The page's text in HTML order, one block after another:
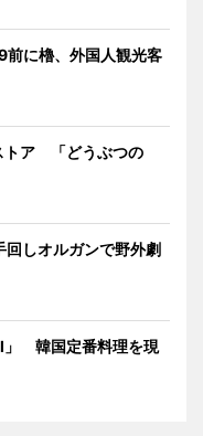
に櫓、外国人観光客
トア 「どうぶつの
しオルガンで野外劇
」 韓国定番料理を現